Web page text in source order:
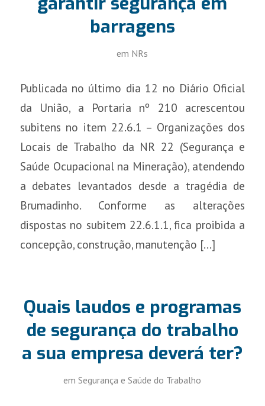
barragens
em NRs
Publicada no último dia 12 no Diário Oficial
da União, a Portaria nº 210 acrescentou
subitens no item 22.6.1 – Organizações dos
Locais de Trabalho da NR 22 (Segurança e
Saúde Ocupacional na Mineração), atendendo
a debates levantados desde a tragédia de
Brumadinho. Conforme as alterações
dispostas no subitem 22.6.1.1, fica proibida a
concepção, construção, manutenção […]
Quais laudos e programas
de segurança do trabalho
a sua empresa deverá ter?
emSegurança e Saúde do Trabalho